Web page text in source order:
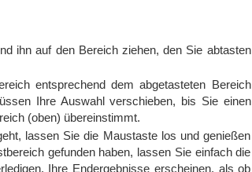
ihn auf den Bereich ziehen, den Sie abtasten
entsprechend dem abgetasteten Bereich
Ihre Auswahl verschieben, bis Sie einen
(oben) übereinstimmt.
lassen Sie die Maustaste los und genießen
gefunden haben, lassen Sie einfach die
Ihre Endergebnisse erscheinen, als ob